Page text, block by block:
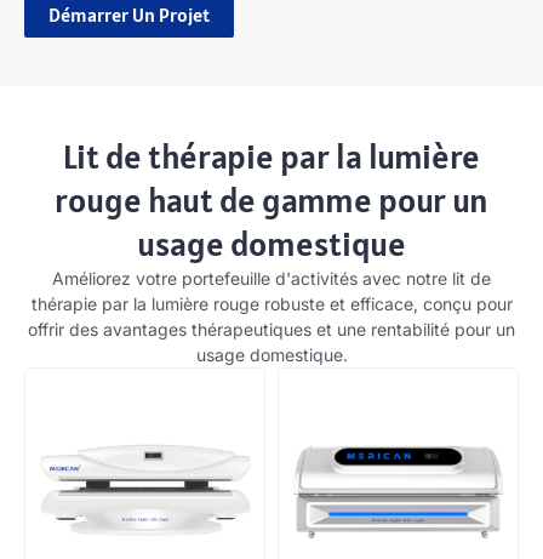
Démarrer Un Projet
Lit de thérapie par la lumière
rouge haut de gamme pour un
usage domestique
Améliorez votre portefeuille d'activités avec notre lit de
thérapie par la lumière rouge robuste et efficace, conçu pour
offrir des avantages thérapeutiques et une rentabilité pour un
usage domestique.